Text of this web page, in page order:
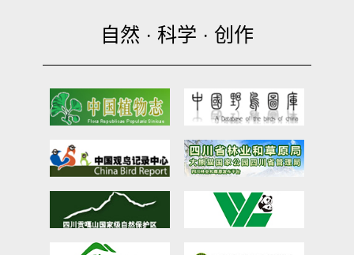
自然 · 科学 · 创作